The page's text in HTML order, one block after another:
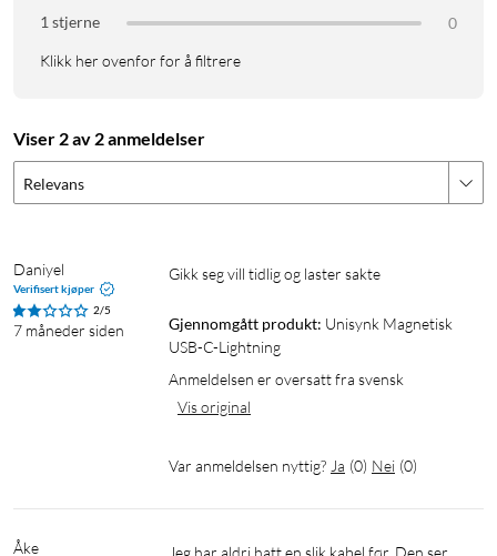
1 stjerne
0
Klikk her ovenfor for å filtrere
Viser 2 av 2 anmeldelser
Relevans
Daniyel
Verifisert kjøper
2/5
7 måneder siden
Gikk seg vill tidlig og laster sakte
Gjennomgått produkt: Unisynk Magnetisk
USB-C-Lightning
Anmeldelsen er oversatt fra svensk
Vis original
Var anmeldelsen nyttig? Ja (0) Nei (0)
Åke